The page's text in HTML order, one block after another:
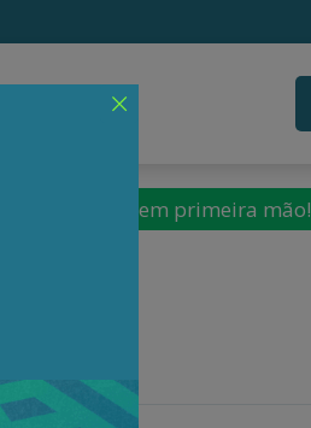
conteúdos em primeira mão!